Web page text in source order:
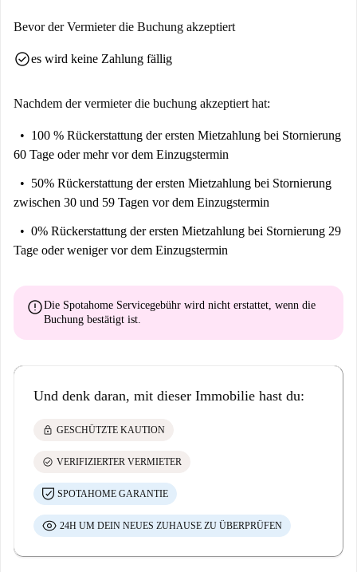
Bevor der Vermieter die Buchung akzeptiert
check_circlees wird keine Zahlung fällig
Nachdem der vermieter die buchung akzeptiert hat:
100 % Rückerstattung der ersten Mietzahlung bei Stornierung
60 Tage oder mehr vor dem Einzugstermin
50% Rückerstattung der ersten Mietzahlung bei Stornierung
zwischen 30 und 59 Tagen vor dem Einzugstermin
0% Rückerstattung der ersten Mietzahlung bei Stornierung 29
Tage oder weniger vor dem Einzugstermin
errorDie Spotahome Servicegebühr wird nicht erstattet, wenn die
Buchung bestätigt ist.
Und denk daran, mit dieser Immobilie hast du:
lock GESCHÜTZTE KAUTION
check_circle VERIFIZIERTER VERMIETER
SPOTAHOME GARANTIE
24H UM DEIN NEUES ZUHAUSE ZU ÜBERPRÜFEN